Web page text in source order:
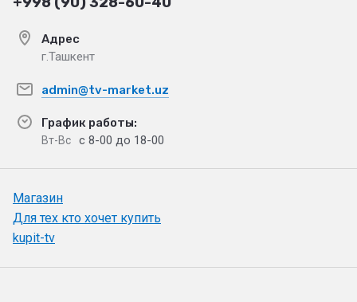
Адрес
г.Ташкент
admin@tv-market.uz
График работы:
Вт-Вс с 8-00 до 18-00
Магазин
Для тех кто хочет купить
kupit-tv